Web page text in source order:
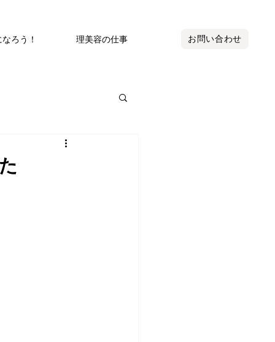
ろう！ 理美容の仕事 お問い合わせ